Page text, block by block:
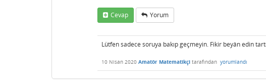
Cevap Yorum
Lütfen sadece soruya bakıp geçmeyin. Fikir beyân edin
10 Nisan 2020 Amatör Matematikçi tarafından yorumlandı